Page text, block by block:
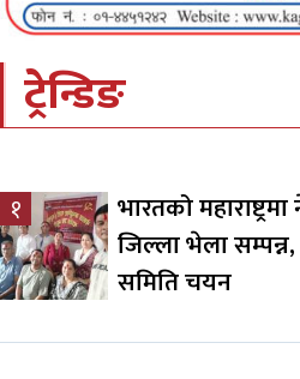
ट्रेन्डिङ
१
भारतको
जिल्ला भेला
समिति चयन